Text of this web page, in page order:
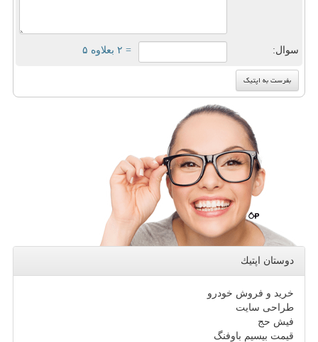
سوال: = ۲ بعلاوه ۵
دوستان اپتیك
خرید و فروش خودرو
طراحی سایت
فیش حج
قیمت بیسیم باوفنگ